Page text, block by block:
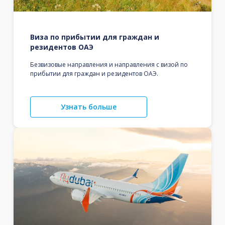
Виза по прибытии для граждан и
резидентов ОАЭ
Безвизовые направления и направления с визой по
прибытии для граждан и резидентов ОАЭ.
Узнать больше